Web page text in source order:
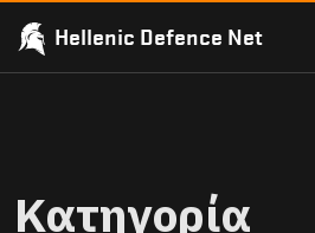
Hellenic Defence Net
Κατηγορία